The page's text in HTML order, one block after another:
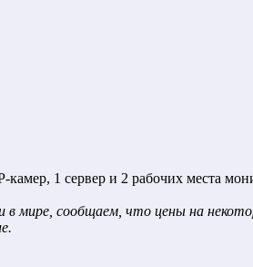
1 сервер и 2 рабочих места
мире, сообщаем, что цены на